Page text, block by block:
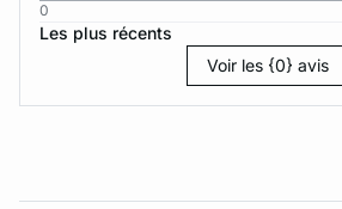
0
Les plus récents
Voir les {0} avis